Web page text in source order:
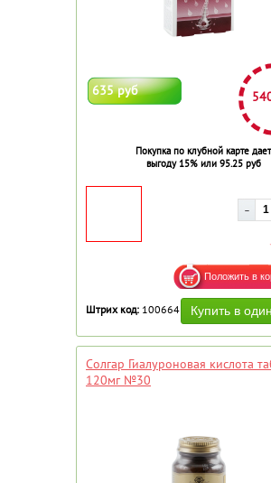
635 руб
Покупка по клубной карте дает
выгоду 15% или 95.25 руб
Штрих код: 100664
Солгар Гиалуроновая кислота
120мг №30